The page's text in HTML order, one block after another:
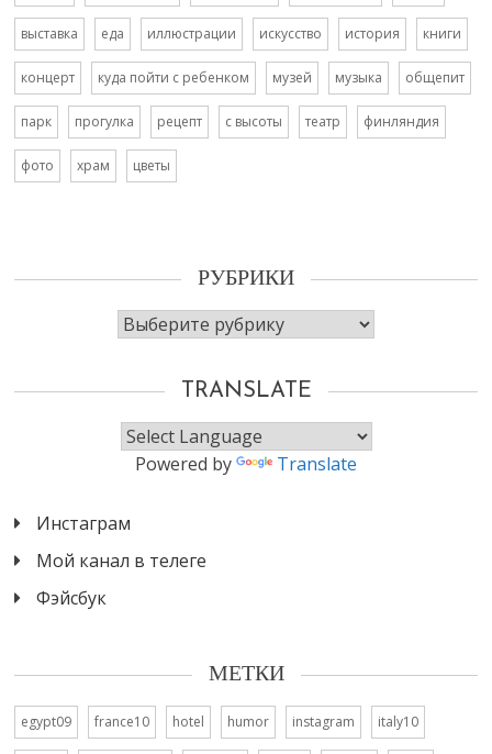
выставка еда иллюстрации искусство история книги
концерт куда пойти с ребенком музей музыка общепит
парк прогулка рецепт с высоты театр финляндия
фото храм цветы
РУБРИКИ
Рубрики
TRANSLATE
Powered by Translate
Инстаграм
Мой канал в телеге
Фэйсбук
МЕТКИ
egypt09 france10 hotel humor instagram italy10